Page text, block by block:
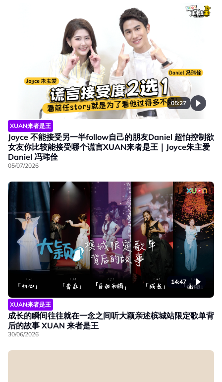
05:27
XUAN来者是王
Joyce 不能接受另一半follow自己的朋友Daniel 超怕控制欲
女友你比较能接受哪个谎言XUAN来者是王｜Joyce朱主爱
Daniel 冯玮佺
05/07/2026
14:47
XUAN来者是王
成长的瞬间往往就在一念之间听大颖亲述槟城站限定歌单背
后的故事 XUAN 来者是王
30/06/2026